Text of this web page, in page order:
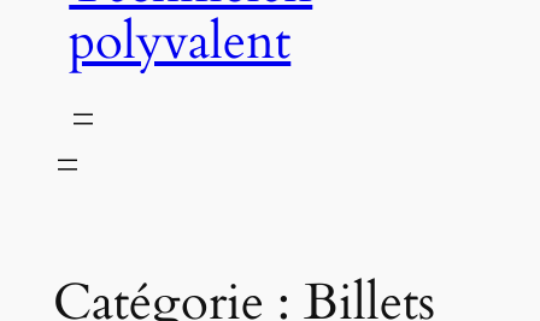
polyvalent
Catégorie : Billets